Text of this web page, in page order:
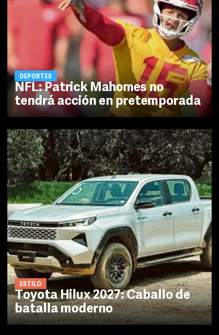
DEPORTES
NFL: Patrick Mahomes no
tendrá acción en pretemporada
ESTILO
Toyota Hilux 2027: Caballo de
batalla moderno